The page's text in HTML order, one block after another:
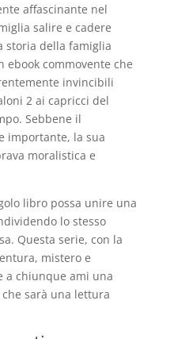
affascinante nel
salire e cadere
storia della famiglia
ebook commovente che
invincibili
2 ai capricci del
Sebbene il
importante, la sua
moralistica e
libro possa unire una
lo stesso
Questa serie, con la
mistero e
a chiunque ami una
sarà una lettura